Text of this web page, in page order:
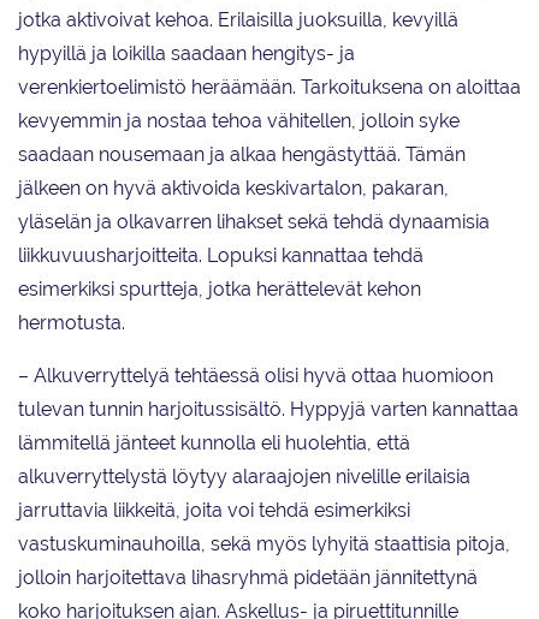
jotka aktivoivat kehoa. Erilaisilla juoksuilla, kevyillä
hypyillä ja loikilla saadaan hengitys- ja
verenkiertoelimistö heräämään. Tarkoituksena on aloittaa
kevyemmin ja nostaa tehoa vähitellen, jolloin syke
saadaan nousemaan ja alkaa hengästyttää. Tämän
jälkeen on hyvä aktivoida keskivartalon, pakaran,
yläselän ja olkavarren lihakset sekä tehdä dynaamisia
liikkuvuusharjoitteita. Lopuksi kannattaa tehdä
esimerkiksi spurtteja, jotka herättelevät kehon
hermotusta.
– Alkuverryttelyä tehtäessä olisi hyvä ottaa huomioon
tulevan tunnin harjoitussisältö. Hyppyjä varten kannattaa
lämmitellä jänteet kunnolla eli huolehtia, että
alkuverryttelystä löytyy alaraajojen nivelille erilaisia
jarruttavia liikkeitä, joita voi tehdä esimerkiksi
vastuskuminauhoilla, sekä myös lyhyitä staattisia pitoja,
jolloin harjoitettava lihasryhmä pidetään jännitettynä
koko harjoituksen ajan. Askellus- ja piruettitunnille